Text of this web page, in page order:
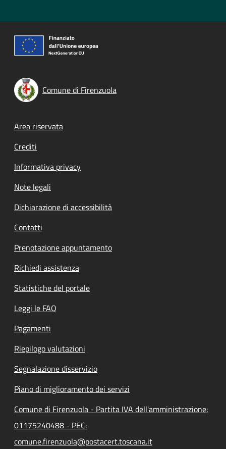
Comune di Firenzuola
Footer menu
Area riservata
Crediti
Informativa privacy
Note legali
Dichiarazione di accessibilità
Contatti
Prenotazione appuntamento
Richiedi assistenza
Statistiche del portale
Leggi le FAQ
Pagamenti
Riepilogo valutazioni
Segnalazione disservizio
Piano di miglioramento dei servizi
Comune di Firenzuola - Partita IVA dell'amministrazione:
01175240488 - PEC:
comune.firenzuola@postacert.toscana.it